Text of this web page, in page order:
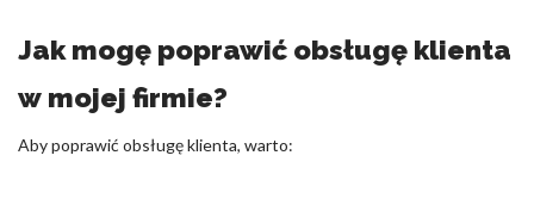
Jak mogę poprawić obsługę klienta
w mojej firmie?
Aby poprawić obsługę klienta, warto: